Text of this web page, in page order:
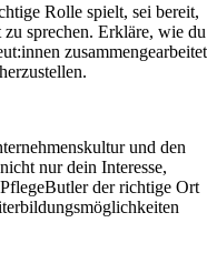
Rolle spielt, sei bereit,
sprechen. Erkläre, wie du
zusammengearbeitet
und den
nur dein Interesse,
der richtige Ort